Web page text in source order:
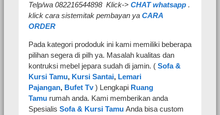
Telp/wa 082216544898 Klick-> CHAT whatsapp .
klick cara sistemitak pembayan ya CARA
ORDER
Pada kategori prododuk ini kami memiliki beberapa
pilihan segera di pilh ya. Masalah kualitas dan
kontruksi mebel jepara sudah di jamin. ( Sofa &
Kursi Tamu, Kursi Santai, Lemari
Pajangan, Bufet Tv) Lengkapi Ruang
Tamu rumah anda. Kami memberikan anda
Spesialis Sofa & Kursi Tamu Anda bisa custom